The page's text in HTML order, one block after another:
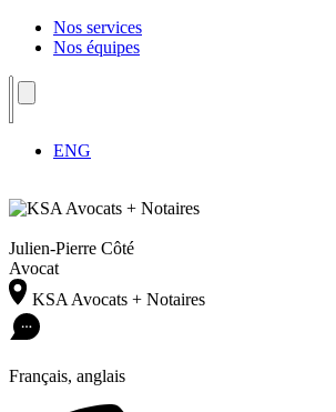
Nos services
Nos équipes
ENG
Julien-Pierre Côté
Avocat
KSA Avocats + Notaires
Français, anglais